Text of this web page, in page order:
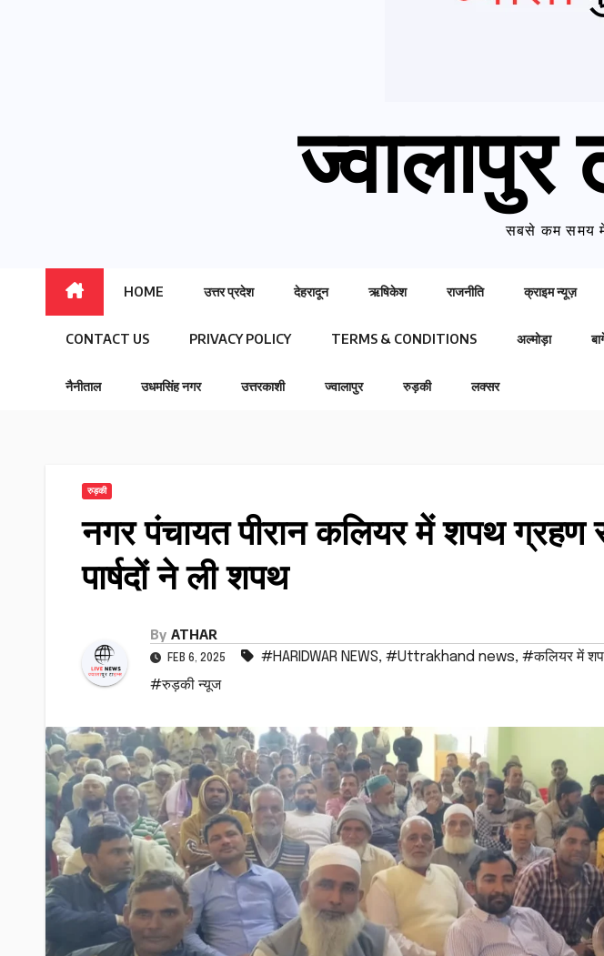
ज्वालापुर
सबसे कम समय
HOME उत्तर प्रदेश देहरादून ऋषिकेश राजनीति क्राइम न्यूज़
CONTACT US PRIVACY POLICY TERMS & CONDITIONS अल्मोड़ा
नैनीताल उधमसिंह नगर उत्तरकाशी ज्वालापुर रुड़की लक्सर
रुड़की
नगर पंचायत पीरान कलियर में शपथ ग्रहण
पार्षदों ने ली शपथ
By ATHAR
FEB 6, 2025 #HARIDWAR NEWS, #Uttrakhand news, #कलियर में
#रुड़की न्यूज